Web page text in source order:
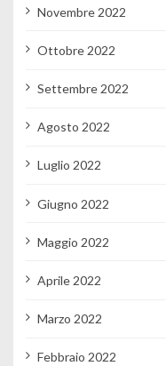
Novembre 2022
Ottobre 2022
Settembre 2022
Agosto 2022
Luglio 2022
Giugno 2022
Maggio 2022
Aprile 2022
Marzo 2022
Febbraio 2022